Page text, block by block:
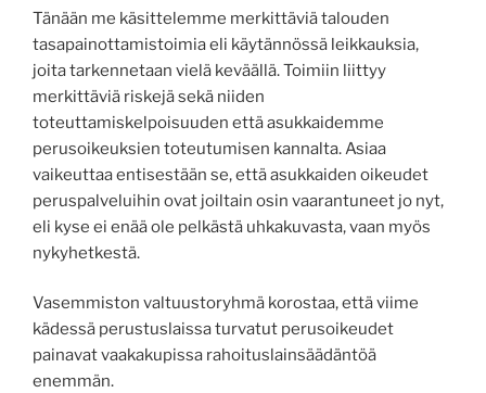
Tänään me käsittelemme merkittäviä talouden
tasapainottamistoimia eli käytännössä leikkauksia,
joita tarkennetaan vielä keväällä. Toimiin liittyy
merkittäviä riskejä sekä niiden
toteuttamiskelpoisuuden että asukkaidemme
perusoikeuksien toteutumisen kannalta. Asiaa
vaikeuttaa entisestään se, että asukkaiden oikeudet
peruspalveluihin ovat joiltain osin vaarantuneet jo nyt,
eli kyse ei enää ole pelkästä uhkakuvasta, vaan myös
nykyhetkestä.
Vasemmiston valtuustoryhmä korostaa, että viime
kädessä perustuslaissa turvatut perusoikeudet
painavat vaakakupissa rahoituslainsäädäntöä
enemmän.